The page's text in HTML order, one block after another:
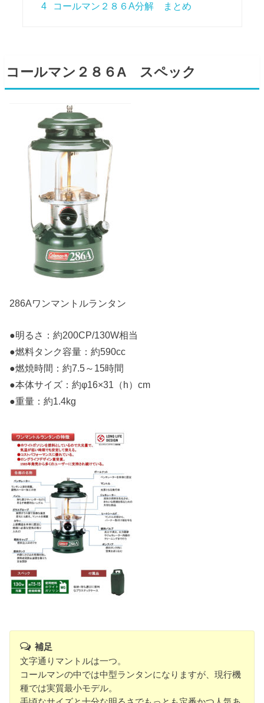
4 コールマン２８６A分解 まとめ
コールマン２８６A スペック
286Aワンマントルランタン
●明るさ：約200CP/130W相当
●燃料タンク容量：約590cc
●燃焼時間：約7.5～15時間
●本体サイズ：約φ16×31（h）cm
●重量：約1.4kg
補足
文字通りマントルは一つ。
コールマンの中では中型ランタンになりますが、現行機
種では実質最小モデル。